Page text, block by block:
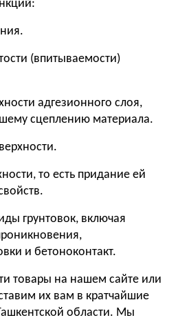
(впитываемости)
адгезионного слоя,
сцеплению материала.
то есть придание ей
грунтовок, включая
и бетоноконтакт.
товары на нашем сайте или
их вам в кратчайшие
области. Мы